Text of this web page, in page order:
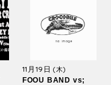
11月19日 (木)
FOOU BAND vs;